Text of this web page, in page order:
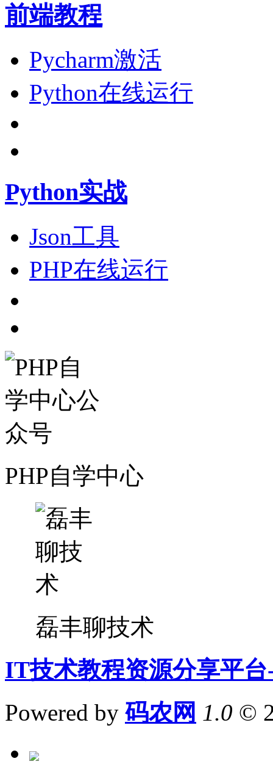
前端教程
Pycharm激活
Python在线运行
Python实战
Json工具
PHP在线运行
PHP自学中心
磊丰聊技术
IT技术教程资源分享平
Powered by 码农网 1.0 ©